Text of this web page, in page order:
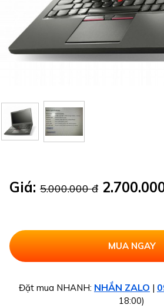
Giá: 5.000.000 đ
Đặt mua NHANH: NHẮN ZALO |
18:00)